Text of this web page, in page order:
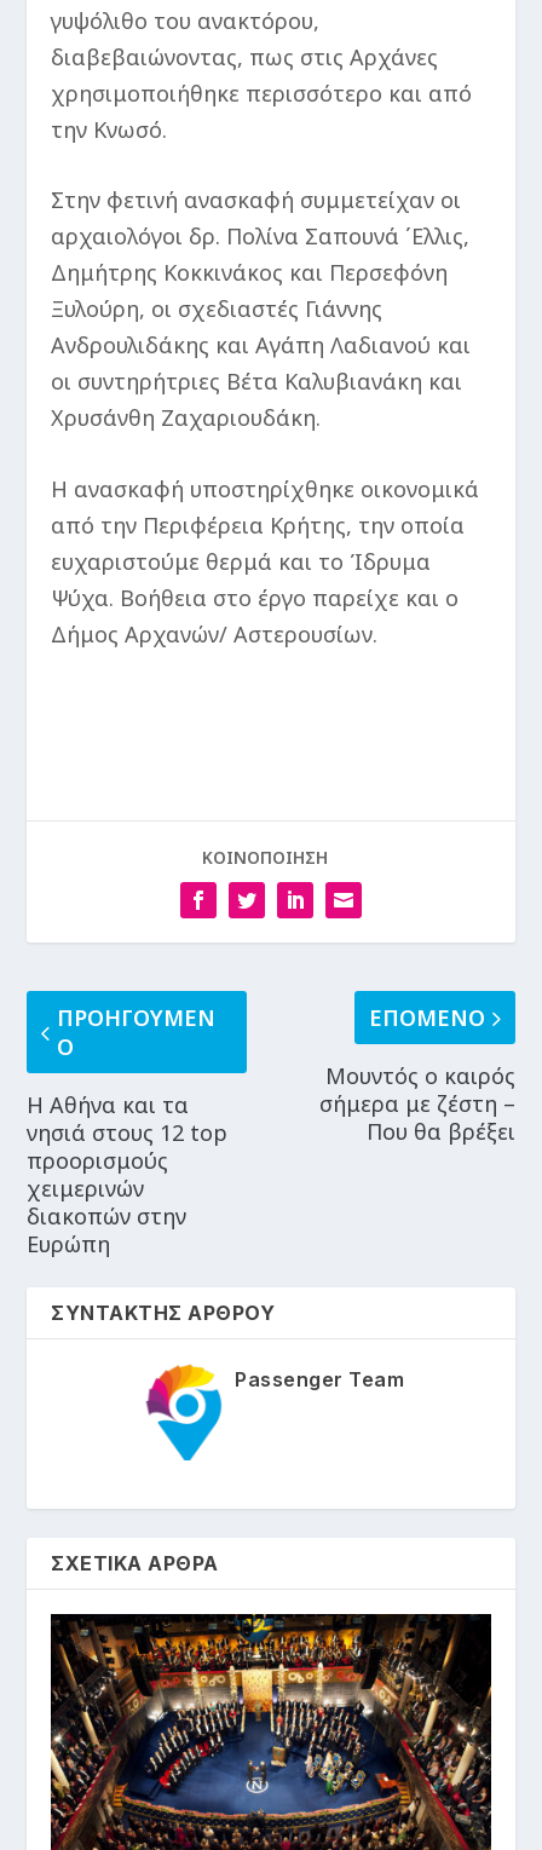
γυψόλιθο του ανακτόρου,
διαβεβαιώνοντας, πως στις Αρχάνες
χρησιμοποιήθηκε περισσότερο και από
την Κνωσό.
Στην φετινή ανασκαφή συμμετείχαν οι
αρχαιολόγοι δρ. Πολίνα Σαπουνά ΄Ελλις,
Δημήτρης Κοκκινάκος και Περσεφόνη
Ξυλούρη, οι σχεδιαστές Γιάννης
Ανδρουλιδάκης και Αγάπη Λαδιανού και
οι συντηρήτριες Βέτα Καλυβιανάκη και
Χρυσάνθη Ζαχαριουδάκη.
Η ανασκαφή υποστηρίχθηκε οικονομικά
από την Περιφέρεια Κρήτης, την οποία
ευχαριστούμε θερμά και το Ίδρυμα
Ψύχα. Βοήθεια στο έργο παρείχε και ο
Δήμος Αρχανών/ Αστερουσίων.
ΚΟΙΝΟΠΟΙΗΣΗ
ΠΡΟΗΓΟΥΜΕΝ
Ο
Η Αθήνα και τα
νησιά στους 12 top
προορισμούς
χειμερινών
διακοπών στην
Ευρώπη
ΕΠΟΜΕΝΟ
Μουντός ο καιρός
σήμερα με ζέστη –
Που θα βρέξει
ΣΥΝΤΑΚΤΗΣ ΑΡΘΡΟΥ
Passenger Team
ΣΧΕΤΙΚΑ ΑΡΘΡΑ